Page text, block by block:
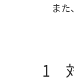
また
1